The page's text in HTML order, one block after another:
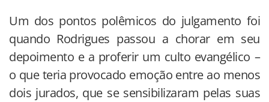
Um dos pontos polêmicos do julgamento foi
quando Rodrigues passou a chorar em seu
depoimento e a proferir um culto evangélico –
o que teria provocado emoção entre ao menos
dois jurados, que se sensibilizaram pelas suas